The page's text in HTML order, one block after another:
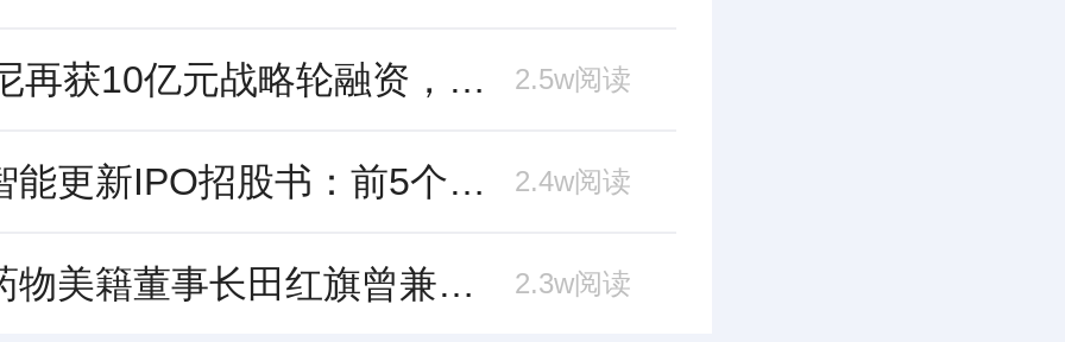
帕西尼再获10亿元战略轮融资，注册地从深圳迁至北京 2.5w阅读
云动智能更新IPO招股书：前5个月扭亏为盈，董事长李巍去年降薪近两成 2.4w阅读
科州药物美籍董事长田红旗曾兼职放射所，被问询核心技术是否清晰 2.3w阅读